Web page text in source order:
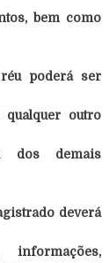
bem como
poderá ser
outro
dos demais
deverá